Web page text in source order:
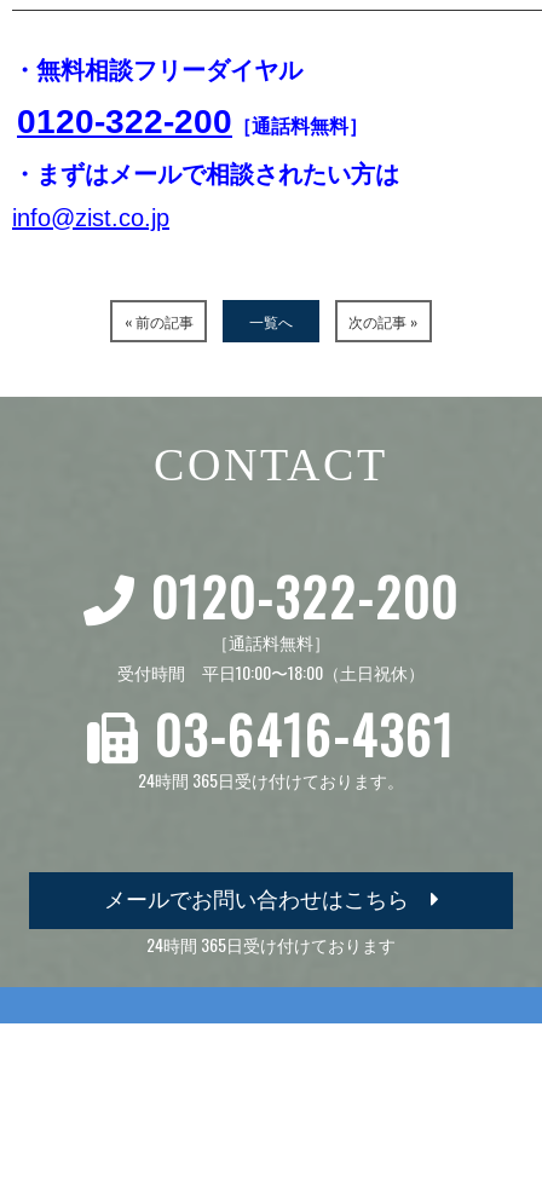
・無料相談フリーダイヤル
0120-322-200 ［通話料無料］
・まずはメールで相談されたい方は
info@zist.co.jp
« 前の記事 一覧へ 次の記事 »
CONTACT
0120-322-200
［通話料無料］
受付時間 平日10:00〜18:00（土日祝休）
03-6416-4361
24時間 365日受け付けております。
メールでお問い合わせはこちら
24時間 365日受け付けております